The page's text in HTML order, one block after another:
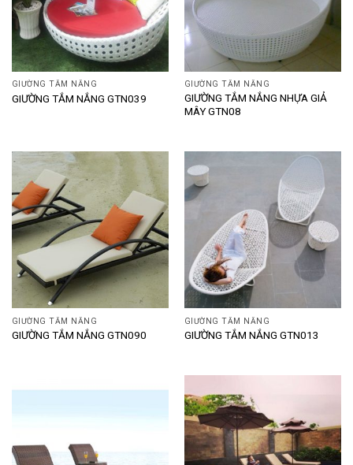
GIƯỜNG TẮM NẮNG
GIƯỜNG TẮM NẮNG GTN039
GIƯỜNG TẮM NẮNG
GIƯỜNG TẮM NẮNG NHỰA GIẢ
MÂY GTN08
GIƯỜNG TẮM NẮNG
GIƯỜNG TẮM NẮNG GTN090
GIƯỜNG TẮM NẮNG
GIƯỜNG TẮM NẮNG GTN013